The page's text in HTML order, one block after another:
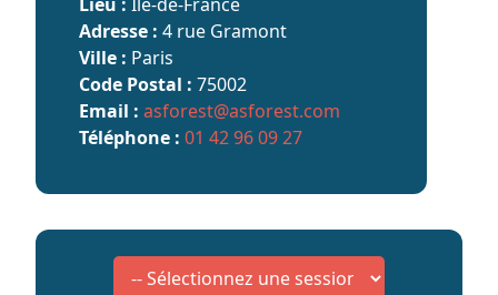
Adresse : 4 rue Gramont
Ville : Paris
Code Postal : 75002
Email : asforest@asforest.com
Téléphone : 01 42 96 09 27